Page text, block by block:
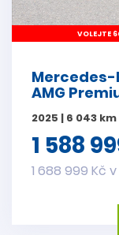
VOLEJTE
Mercedes-
AMG
2025 | 6 043 km
1 588
1 688 999 Kč